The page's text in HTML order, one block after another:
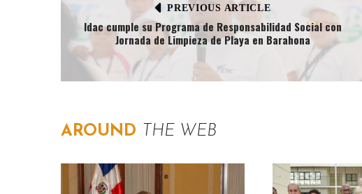
PREVIOUS ARTICLE
Idac cumple su Programa de Responsabilidad Social con
Jornada de Limpieza de Playa en Barahona
AROUND THE WEB